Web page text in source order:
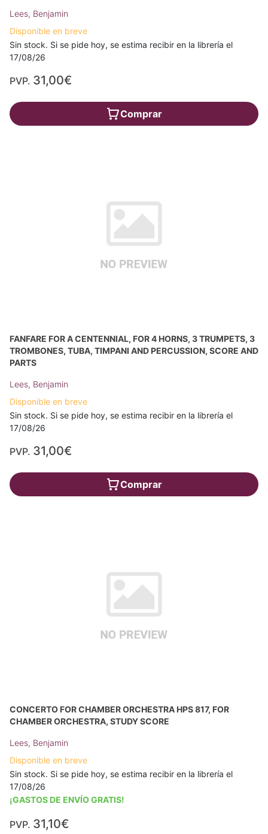
Lees, Benjamin
Disponible en breve
Sin stock. Si se pide hoy, se estima recibir en la librería el
17/08/26
PVP. 31,00€
Comprar
FANFARE FOR A CENTENNIAL, FOR 4 HORNS, 3 TRUMPETS, 3
TROMBONES, TUBA, TIMPANI AND PERCUSSION, SCORE AND
PARTS
Lees, Benjamin
Disponible en breve
Sin stock. Si se pide hoy, se estima recibir en la librería el
17/08/26
PVP. 31,00€
Comprar
CONCERTO FOR CHAMBER ORCHESTRA HPS 817, FOR
CHAMBER ORCHESTRA, STUDY SCORE
Lees, Benjamin
Disponible en breve
Sin stock. Si se pide hoy, se estima recibir en la librería el
17/08/26
¡GASTOS DE ENVÍO GRATIS!
PVP. 31,10€